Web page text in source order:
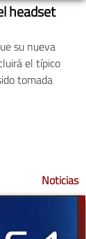
headset
su nueva
el típico
tomada
Noticias